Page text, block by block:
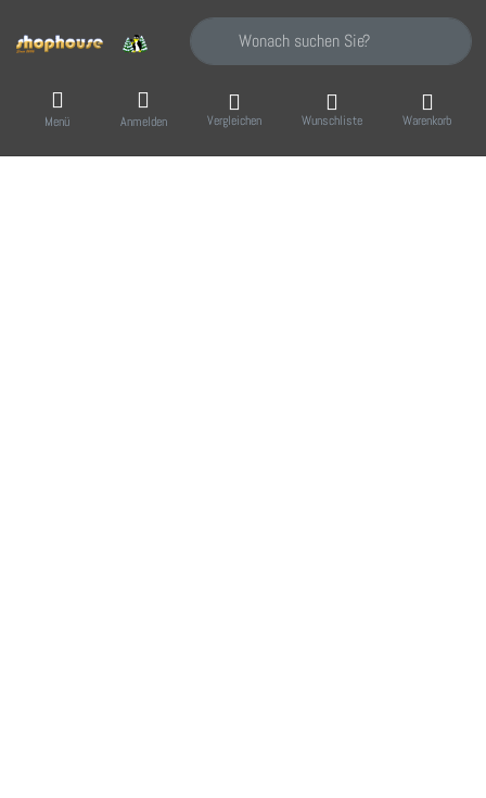
Geben Sie einen Suchbegriff ein. Während
Menü Anmelden Vergleichen Wunschliste Warenkorb